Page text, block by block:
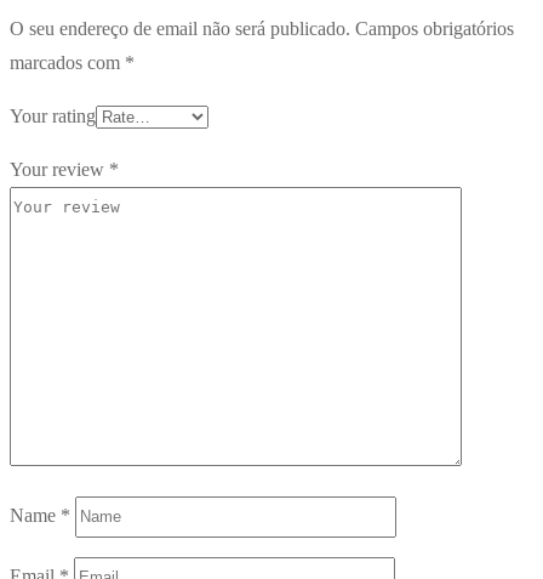
O seu endereço de email não será publicado. Campos obrigatórios
marcados com *
Your rating
Your review *
Name *